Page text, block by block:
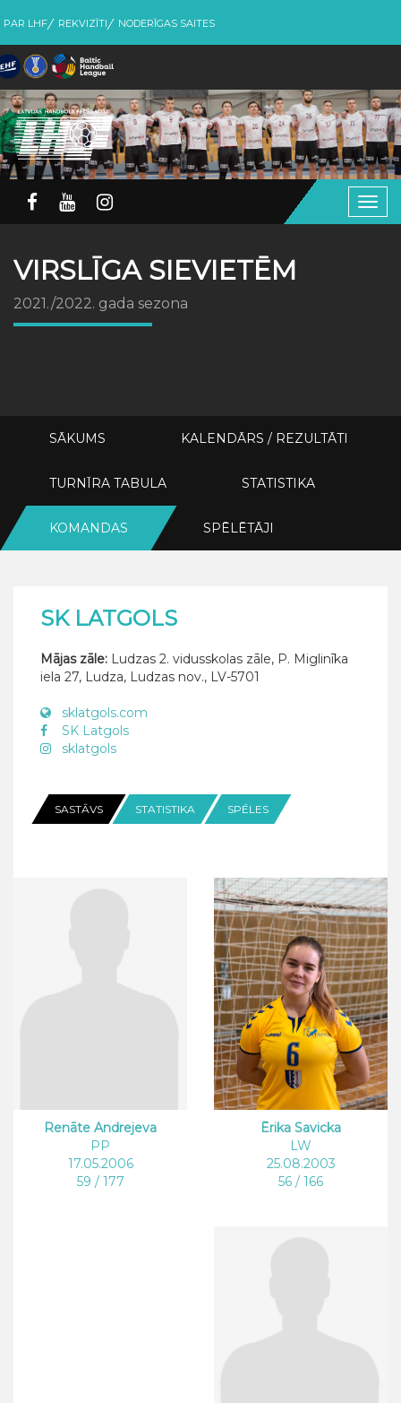
PAR LHF REKVIZĪTI NODERĪGAS SAITES
VIRSLĪGA SIEVIETĒM
2021./2022. gada sezona
SĀKUMS KALENDĀRS / REZULTĀTI
TURNĪRA TABULA STATISTIKA
KOMANDAS SPĒLĒTĀJI
SK LATGOLS
Mājas zāle: Ludzas 2. vidusskolas zāle, P. Miglinīka
iela 27, Ludza, Ludzas nov., LV-5701
sklatgols.com
SK Latgols
sklatgols
SASTĀVS STATISTIKA SPĒLES
Renāte Andrejeva
PP
17.05.2006
59 / 177
Ērika Savicka
LW
25.08.2003
56 / 166